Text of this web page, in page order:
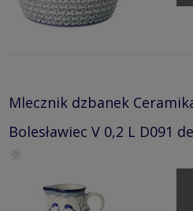
Mlecznik dzbanek
Bolesławiec V 0,2 L D091